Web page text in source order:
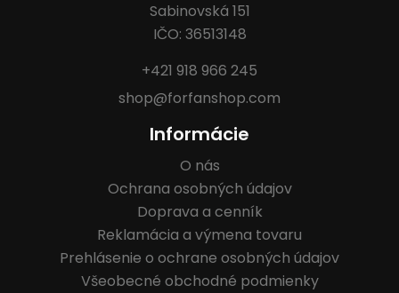
Sabinovská 151
IČO: 36513148
+421 918 966 245
shop@forfanshop.com
Informácie
O nás
Ochrana osobných údajov
Doprava a cenník
Reklamácia a výmena tovaru
Prehlásenie o ochrane osobných údajov
Všeobecné obchodné podmienky